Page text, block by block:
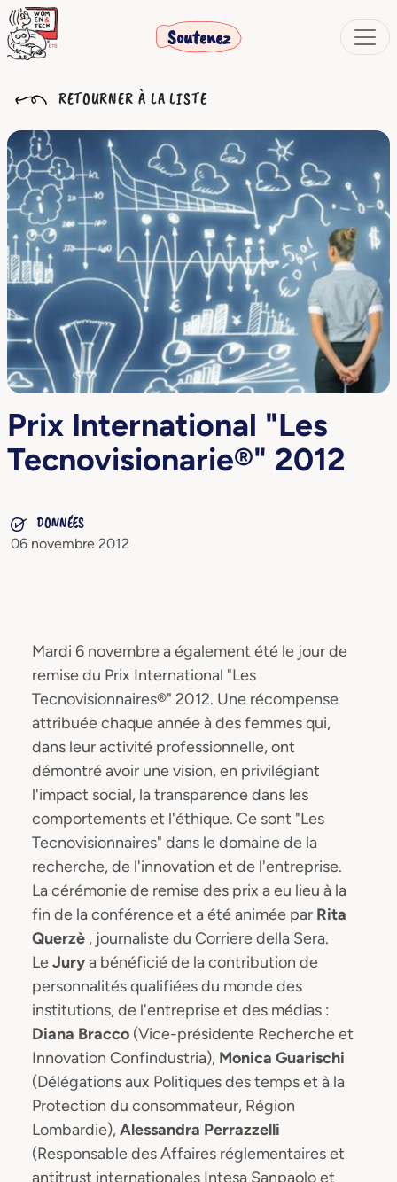
Soutenez
RETOURNER À LA LISTE
Prix International "Les
Tecnovisionarie®" 2012
DONNÉES
06 novembre 2012
Mardi 6 novembre a également été le jour de
remise du Prix International "Les
Tecnovisionnaires®" 2012. Une récompense
attribuée chaque année à des femmes qui,
dans leur activité professionnelle, ont
démontré avoir une vision, en privilégiant
l'impact social, la transparence dans les
comportements et l'éthique. Ce sont "Les
Tecnovisionnaires" dans le domaine de la
recherche, de l'innovation et de l'entreprise.
La cérémonie de remise des prix a eu lieu à la
fin de la conférence et a été animée par Rita
Querzè , journaliste du Corriere della Sera.
LeJurya bénéficié de la contribution de
personnalités qualifiées du monde des
institutions, de l'entreprise et des médias :
Diana Bracco (Vice-présidente Recherche et
Innovation Confindustria), Monica Guarischi
(Délégations aux Politiques des temps et à la
Protection du consommateur, Région
Lombardie),Alessandra Perrazzelli
(Responsable des Affaires réglementaires et
antitrust internationales Intesa Sanpaolo et